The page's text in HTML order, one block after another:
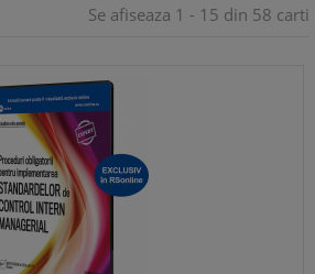
Se afiseaza 1 - 15 din 58 carti